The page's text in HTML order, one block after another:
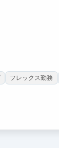
フレックス勤務